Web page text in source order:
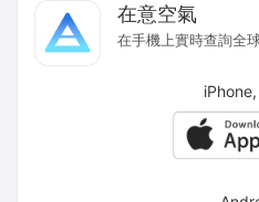
在意空氣
在手機上實時查詢全